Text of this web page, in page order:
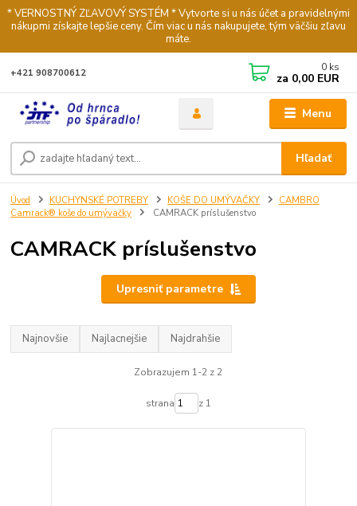
* VERNOSTNÝ ZĽAVOVÝ SYSTÉM * Vytvorte si u nás účet a pravidelnými
nákupmi získajte lepšie ceny. Čím viac u nás nakupujete, tým väčšiu zľavu
máte.
Menu
Hľadať
+421 908700612 0 ks
za 0,00 EUR
Úvod KUCHYNSKÉ POTREBY KOŠE DO UMÝVAČKY
CAMBRO
Camrack® koše do umývačky
CAMRACK príslušenstvo
CAMRACK príslušenstvo
Upresniť parametre
Najnovšie Najlacnejšie Najdrahšie
Zobrazujem 1-2 z 2
strana z 1